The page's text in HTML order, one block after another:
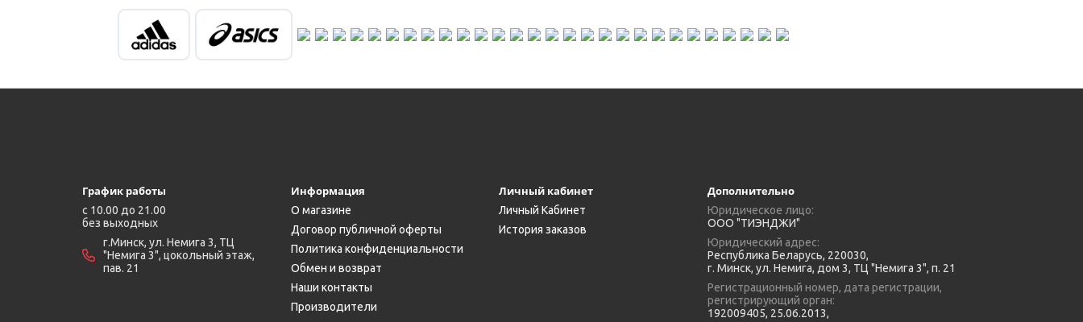
График работы
c 10.00 до 21.00
без выходных
г.Минск, ул. Немига 3, ТЦ
"Немига 3", цокольный этаж,
пав. 21
Информация
О магазине
Договор публичной оферты
Политика конфиденциальности
Обмен и возврат
Наши контакты
Производители
Личный кабинет
Личный Кабинет
История заказов
Дополнительно
Юридическое лицо:
ООО "ТИЭНДЖИ"
Юридический адрес:
Республика Беларусь, 220030,
г. Минск, ул. Немига, дом 3, ТЦ "Немига 3", п. 21
Регистрационный номер, дата регистрации,
регистрирующий орган:
192009405, 25.06.2013,